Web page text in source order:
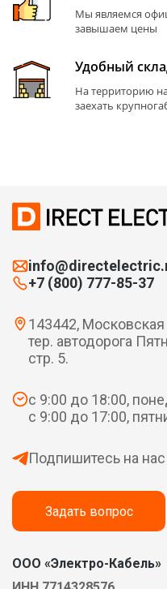
Мы являемся
завышаем цены
Удобный
На территорию
заехать
+7 (800) 777-85-37
143442, Московская
тер. автодорога
стр. 5.
с 9:00 до 18:00,
с 9:00 до 17:00,
Подпишитесь на
Задать вопрос
ООО «Электро-Кабель»